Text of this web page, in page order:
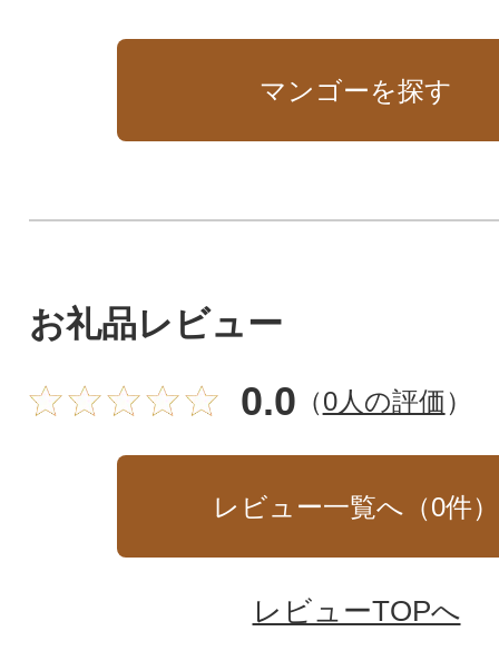
マンゴーを探す
お礼品レビュー
0.0 （0人の評価）
レビュー一覧へ（0件）
レビューTOPへ